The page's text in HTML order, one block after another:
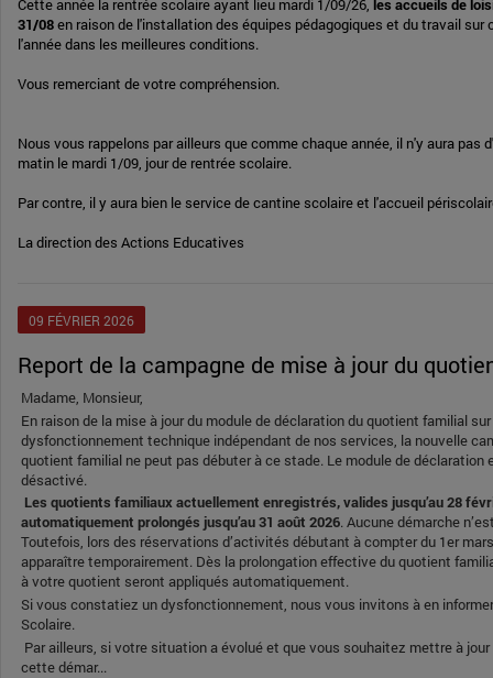
31/08en raison de l'installation des équipes pédagogiques et du travail sur
l'année dans les meilleures conditions.
Vous remerciant de votre compréhension.
Nous vous rappelons par ailleurs que comme chaque année, il n'y aura pas
matin le mardi 1/09, jour de rentrée scolaire.
Par contre, il y aura bien le service de cantine scolaire et l'accueil
La direction des Actions Educatives
09 FÉVRIER 2026
Report de la campagne de mise à jour du
Madame, Monsieur,
En raison de la mise à jour du module de déclaration du quotient familial
dysfonctionnement technique indépendant de nos services, la nouvelle
quotient familial ne peut pas débuter à ce stade. Le module de déclaration
désactivé.
Les quotients familiaux actuellement enregistrés, valides jusqu’au 28
automatiquement prolongés jusqu’au 31 août 2026. Aucune démarche
Toutefois, lors des réservations d’activités débutant à compter du 1er
apparaître temporairement. Dès la prolongation effective du quotient
à votre quotient seront appliqués automatiquement.
Si vous constatiez un dysfonctionnement, nous vous invitons à en
Scolaire.
Par ailleurs, si votre situation a évolué et que vous souhaitez mettre à
cette démar...